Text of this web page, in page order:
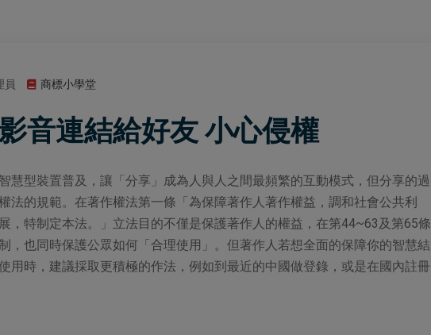
員 商標小學堂
音連結給好友 小心侵權
慧型裝置普及，讓「分享」成為人與人之間最頻繁的互動模式，但分享的過
法的規範。在著作權法第一條「為保障著作人著作權益，調和社會公共利
，特制定本法。」立法目的不僅是保護著作人的權益，在第44~63及第65條
，也同時保護公眾如何「合理使用」。但著作人若想全面的保障你的智慧結
用時，建議採取更積極的作法，例如到最近的中國做登錄，或是在國內註冊